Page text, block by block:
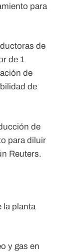
para
de
de 1
de
de
de
para diluir
Reuters.
la planta
y gas en